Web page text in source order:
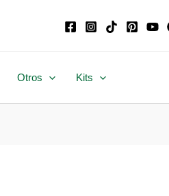
Otros Kits